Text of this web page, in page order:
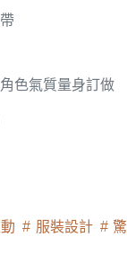
色氣質量身訂做
服裝設計